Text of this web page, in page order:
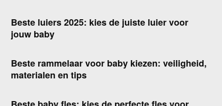
Beste luiers 2025: kies de juiste luier voor
jouw baby
Beste rammelaar voor baby kiezen: veiligheid,
materialen en tips